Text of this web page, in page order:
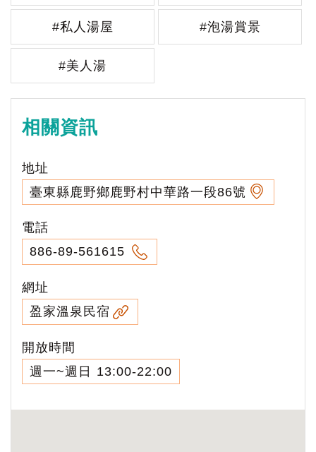
#私人湯屋 #泡湯賞景
#美人湯
相關資訊
地址
臺東縣鹿野鄉鹿野村中華路一段86號
電話
886-89-561615
網址
盈家溫泉民宿
開放時間
週一~週日 13:00-22:00